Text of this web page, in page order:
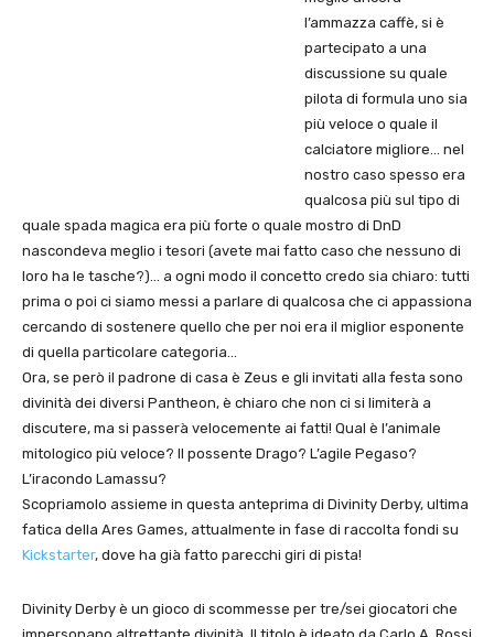
l’ammazza caffè, si è
partecipato a una
discussione su quale
pilota di formula uno sia
più veloce o quale il
calciatore migliore… nel
nostro caso spesso era
qualcosa più sul tipo di
quale spada magica era più forte o quale mostro di DnD
nascondeva meglio i tesori (avete mai fatto caso che nessuno di
loro ha le tasche?)… a ogni modo il concetto credo sia chiaro: tutti
prima o poi ci siamo messi a parlare di qualcosa che ci appassiona
cercando di sostenere quello che per noi era il miglior esponente
di quella particolare categoria…
Ora, se però il padrone di casa è Zeus e gli invitati alla festa sono
divinità dei diversi Pantheon, è chiaro che non ci si limiterà a
discutere, ma si passerà velocemente ai fatti! Qual è l’animale
mitologico più veloce? Il possente Drago? L’agile Pegaso?
L’iracondo Lamassu?
Scopriamolo assieme in questa anteprima di Divinity Derby, ultima
fatica della Ares Games, attualmente in fase di raccolta fondi su
Kickstarter, dove ha già fatto parecchi giri di pista!
Divinity Derby è un gioco di scommesse per tre/sei giocatori che